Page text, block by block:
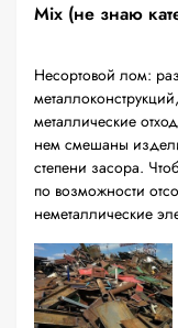
Mix (не знаю
Несортовой лом:
металлические
нем смешаны
степени засора.
по возможности
неметаллические